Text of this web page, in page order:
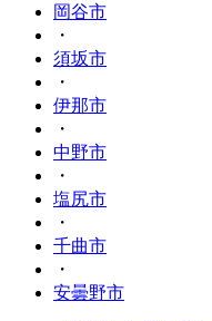
岡谷市
・
須坂市
・
伊那市
・
中野市
・
塩尻市
・
千曲市
・
安曇野市